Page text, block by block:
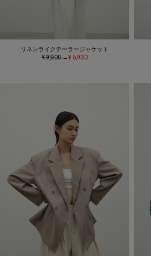
リネンライクテーラージャケット
¥ 9,900→¥ 6,930